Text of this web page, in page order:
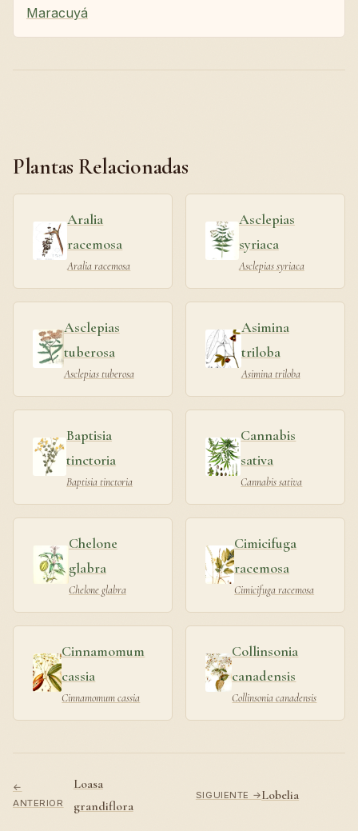
Maracuyá
Plantas Relacionadas
Aralia
racemosa
Aralia racemosa
Asclepias
syriaca
Asclepias syriaca
Asclepias
tuberosa
Asclepias tuberosa
Asimina
triloba
Asimina triloba
Baptisia
tinctoria
Baptisia tinctoria
Cannabis
sativa
Cannabis sativa
Chelone
glabra
Chelone glabra
Cimicifuga
racemosa
Cimicifuga racemosa
Cinnamomum
cassia
Cinnamomum cassia
Collinsonia
canadensis
Collinsonia canadensis
←
ANTERIOR
Loasa
grandiflora
SIGUIENTE →Lobelia